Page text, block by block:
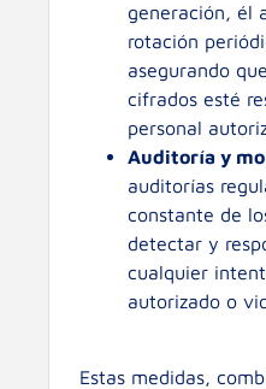
generación, él
rotación
asegurando
cifrados esté
personal
Auditoría y
auditorías
constante de
detectar y
cualquier
autorizado o
Estas medidas,